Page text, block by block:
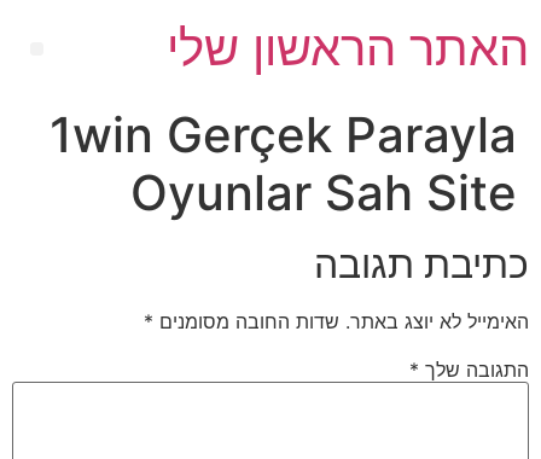
האתר הראשון שלי
1win Gerçek Parayla
Oyunlar Sah Site
כתיבת תגובה
האימייל לא יוצג באתר. שדות החובה מסומנים *
התגובה שלך *